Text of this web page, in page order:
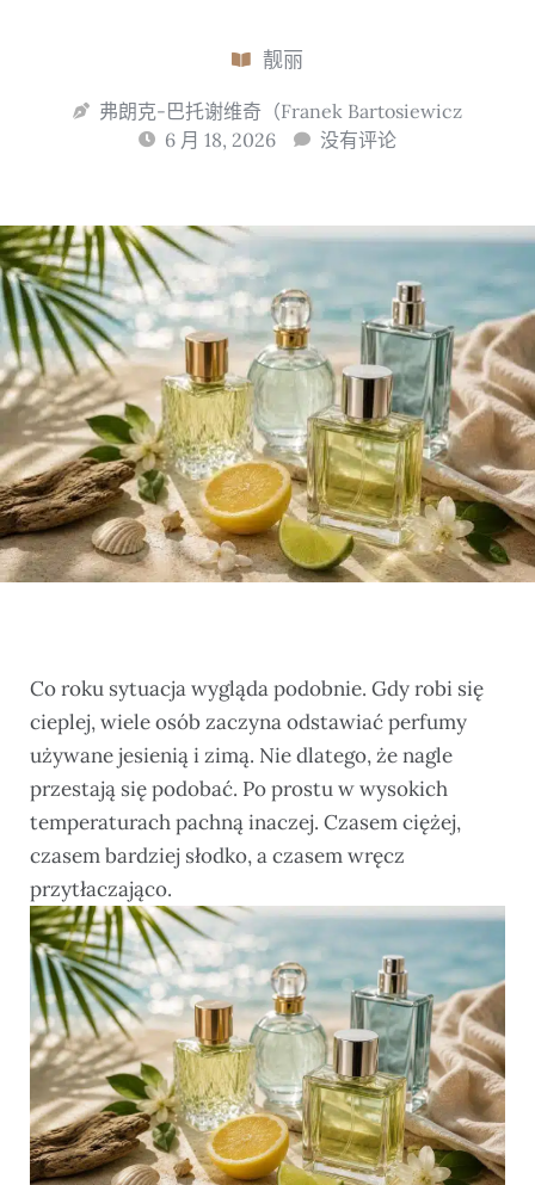
靓丽
弗朗克-巴托谢维奇（Franek Bartosiewicz
6 月 18, 2026
没有评论
Co roku sytuacja wygląda podobnie. Gdy robi się
cieplej, wiele osób zaczyna odstawiać perfumy
używane jesienią i zimą. Nie dlatego, że nagle
przestają się podobać. Po prostu w wysokich
temperaturach pachną inaczej. Czasem ciężej,
czasem bardziej słodko, a czasem wręcz
przytłaczająco.